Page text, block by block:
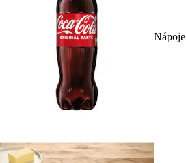
Nápoje